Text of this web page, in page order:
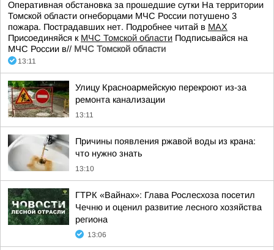
Оперативная обстановка за прошедшие сутки На территории
Томской области огнеборцами МЧС России потушено 3
пожара. Пострадавших нет. Подробнее читай в МАХ
Присоединяйся к МЧС Томской области Подписывайся на
МЧС России в// МЧС Томской области
13:11
Улицу Красноармейскую перекроют из-за
ремонта канализации
13:11
Причины появления ржавой воды из крана:
что нужно знать
13:10
ГТРК «Вайнах»: Глава Рослесхоза посетил
Чечню и оценил развитие лесного хозяйства
региона
13:06